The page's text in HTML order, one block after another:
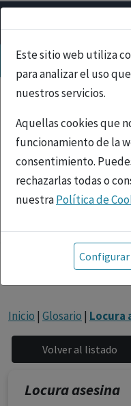
Este sitio web utiliza
para analizar el uso
nuestros servicios.
Aquellas cookies que
funcionamiento de la
consentimiento.
rechazarlas todas o
nuestraPolítica de
Toda la información
referida a productos
tanto, dirigida a
facultados para
fármacos se facilita a
siendo
facultados prescribir
caso concreto, el
Inicio | Glosario | Locura
Locura asesina